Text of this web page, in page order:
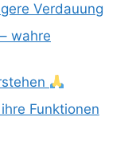
Verdauung
wahre
Funktionen